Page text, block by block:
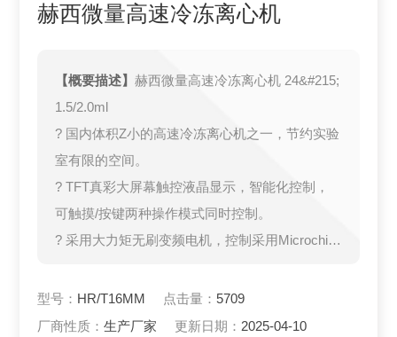
赫西微量高速冷冻离心机
【概要描述】赫西微量高速冷冻离心机 24&#215;
1.5/2.0ml
? 国内体积Z小的高速冷冻离心机之一，节约实验
室有限的空间。
? TFT真彩大屏幕触控液晶显示，智能化控制，
可触摸/按键两种操作模式同时控制。
? 采用大力矩无刷变频电机，控制采用Microchip
用FAIRCHILD公 司的FSBB30CH系列驱动模
块，保证了电路的高可靠性。
型号： HR/T16MM 点击量： 5709
厂商性质：生产厂家 更新日期： 2025-04-10